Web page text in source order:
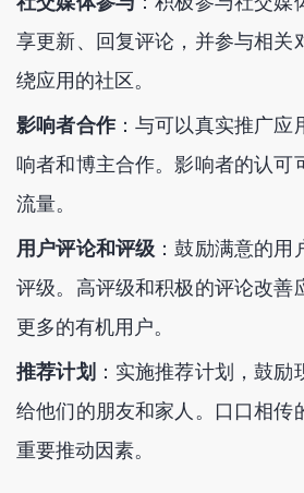
享更新、回复评论，并参与相关
绕应用的社区。
影响者合作：与可以真实推广应
响者和博主合作。影响者的认可
流量。
用户评论和评级 ：鼓励满意的
评级。高评级和积极的评论改善
更多的有机用户。
推荐计划 ：实施推荐计划，鼓
给他们的朋友和家人。口口相传
重要推动因素。